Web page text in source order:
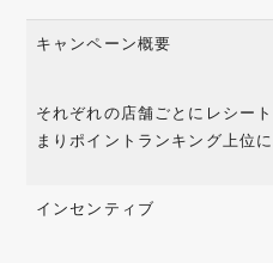
キャンペーン概要
それぞれの店舗ごとにレシー
まりポイントランキング上位
インセンティブ